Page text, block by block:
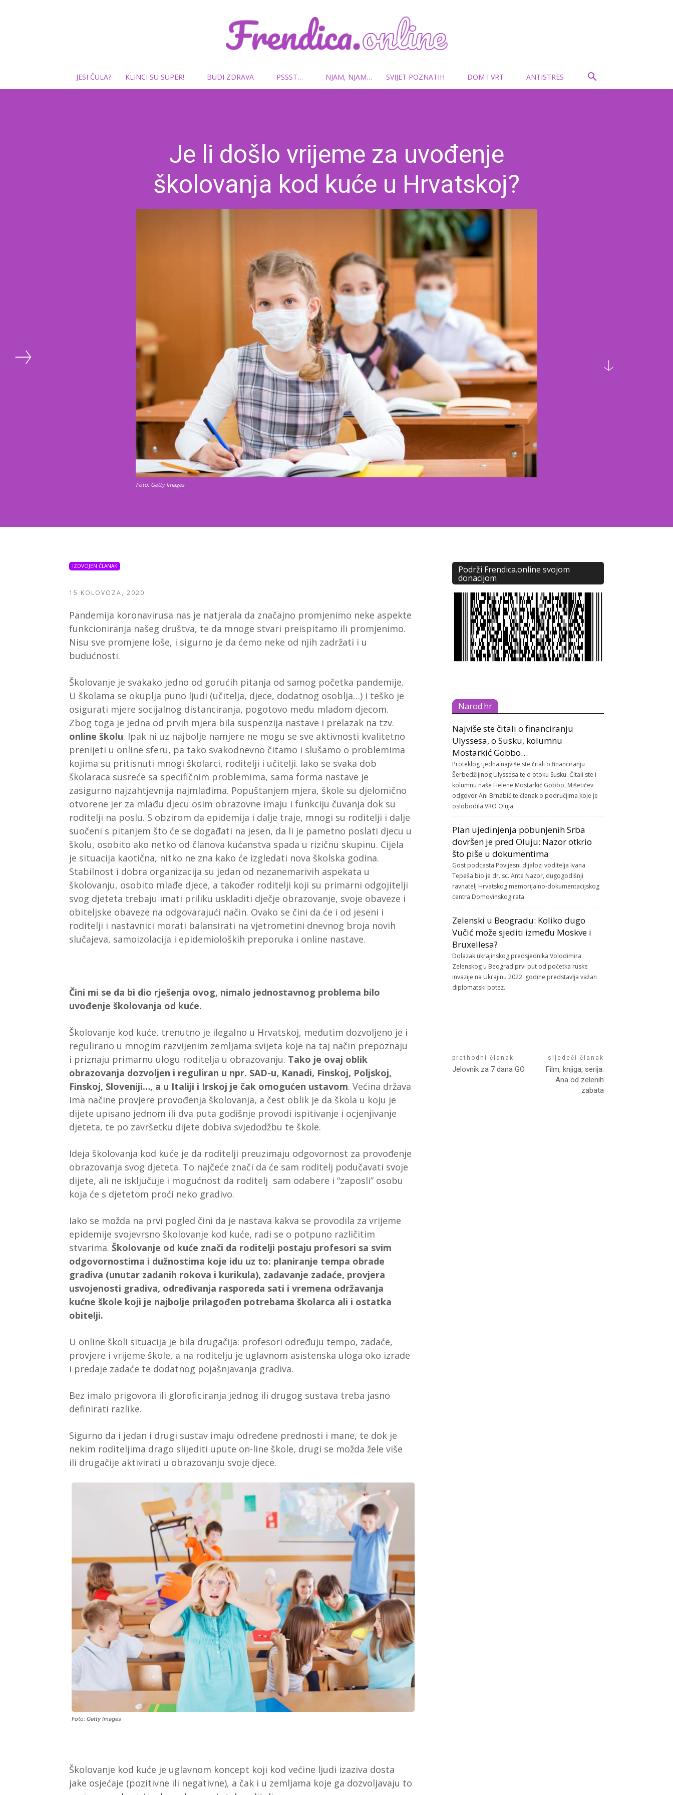
Frendica.online
JESI ČULA? KLINCI SU SUPER! BUDI ZDRAVA PSSST… NJAM, NJAM… SVIJET POZNATIH DOM I VRT ANTISTRES
Je li došlo vrijeme za uvođenje
školovanja kod kuće u Hrvatskoj?
Foto: Getty Images
IZDVOJEN ČLANAK
15 KOLOVOZA, 2020
Pandemija koronavirusa nas je natjerala da značajno promjenimo neke aspekte
funkcioniranja našeg društva, te da mnoge stvari preispitamo ili promjenimo.
Nisu sve promjene loše, i sigurno je da ćemo neke od njih zadržati i u
budućnosti.
Školovanje je svakako jedno od gorućih pitanja od samog početka pandemije.
U školama se okuplja puno ljudi (učitelja, djece, dodatnog osoblja…) i teško je
osigurati mjere socijalnog distanciranja, pogotovo među mlađom djecom.
Zbog toga je jedna od prvih mjera bila suspenzija nastave i prelazak na tzv.
online školu. Ipak ni uz najbolje namjere ne mogu se sve aktivnosti kvalitetno
prenijeti u online sferu, pa tako svakodnevno čitamo i slušamo o problemima
kojima su pritisnuti mnogi školarci, roditelji i učitelji. Iako se svaka dob
školaraca susreće sa specifičnim problemima, sama forma nastave je
zasigurno najzahtjevnija najmlađima. Popuštanjem mjera, škole su djelomično
otvorene jer za mlađu djecu osim obrazovne imaju i funkciju čuvanja dok su
roditelji na poslu. S obzirom da epidemija i dalje traje, mnogi su roditelji i dalje
suočeni s pitanjem što će se događati na jesen, da li je pametno poslati djecu u
školu, osobito ako netko od članova kućanstva spada u rizičnu skupinu. Cijela
je situacija kaotična, nitko ne zna kako će izgledati nova školska godina.
Stabilnost i dobra organizacija su jedan od nezanemarivih aspekata u
školovanju, osobito mlađe djece, a također roditelji koji su primarni odgojitelji
svog djeteta trebaju imati priliku uskladiti dječje obrazovanje, svoje obaveze i
obiteljske obaveze na odgovarajući način. Ovako se čini da će i od jeseni i
roditelji i nastavnici morati balansirati na vjetrometini dnevnog broja novih
slučajeva, samoizolacija i epidemioloških preporuka i online nastave.
Čini mi se da bi dio rješenja ovog, nimalo jednostavnog problema bilo
uvođenje školovanja od kuće.
Školovanje kod kuće, trenutno je ilegalno u Hrvatskoj, međutim dozvoljeno je i
regulirano u mnogim razvijenim zemljama svijeta koje na taj način prepoznaju
i priznaju primarnu ulogu roditelja u obrazovanju. Tako je ovaj oblik
obrazovanja dozvoljen i reguliran u npr. SAD-u, Kanadi, Finskoj, Poljskoj,
Finskoj, Sloveniji…, a u Italiji i Irskoj je čak omogućen ustavom. Većina država
ima načine provjere provođenja školovanja, a čest oblik je da škola u koju je
dijete upisano jednom ili dva puta godišnje provodi ispitivanje i ocjenjivanje
djeteta, te po završetku dijete dobiva svjedodžbu te škole.
Ideja školovanja kod kuće je da roditelji preuzimaju odgovornost za provođenje
obrazovanja svog djeteta. To najčeće znači da će sam roditelj podučavati svoje
dijete, ali ne isključuje i mogućnost da roditelj sam odabere i “zaposli” osobu
koja će s djetetom proći neko gradivo.
Iako se možda na prvi pogled čini da je nastava kakva se provodila za vrijeme
epidemije svojevrsno školovanje kod kuće, radi se o potpuno različitim
stvarima. Školovanje od kuće znači da roditelji postaju profesori sa svim
odgovornostima i dužnostima koje idu uz to: planiranje tempa obrade
gradiva (unutar zadanih rokova i kurikula), zadavanje zadaće, provjera
usvojenosti gradiva, određivanja rasporeda sati i vremena održavanja
kućne škole koji je najbolje prilagođen potrebama školarca ali i ostatka
obitelji.
U online školi situacija je bila drugačija: profesori određuju tempo, zadaće,
provjere i vrijeme škole, a na roditelju je uglavnom asistenska uloga oko izrade
i predaje zadaće te dodatnog pojašnjavanja gradiva.
Bez imalo prigovora ili gloroficiranja jednog ili drugog sustava treba jasno
definirati razlike.
Sigurno da i jedan i drugi sustav imaju određene prednosti i mane, te dok je
nekim roditeljima drago slijediti upute on-line škole, drugi se možda žele više
ili drugačije aktivirati u obrazovanju svoje djece.
Foto: Getty Images
Školovanje kod kuće je uglavnom koncept koji kod većine ljudi izaziva dosta
jake osjećaje (pozitivne ili negativne), a čak i u zemljama koje ga dozvoljavaju to
Podrži Frendica.online svojom
donacijom
Narod.hr
Najviše ste čitali o financiranju
Ulyssesa, o Susku, kolumnu
Mostarkić Gobbo…
Proteklog tjedna najviše ste čitali o financiranju
Šerbedžijinog Ulyssesa te o otoku Susku. Čitali ste i
kolumnu naše Helene Mostarkić Gobbo, Mišetićev
odgovor Ani Brnabić te članak o područjima koje je
oslobodila VRO Oluja.
Plan ujedinjenja pobunjenih Srba
dovršen je pred Oluju: Nazor otkrio
što piše u dokumentima
Gost podcasta Povijesni dijalozi voditelja Ivana
Tepeša bio je dr. sc. Ante Nazor, dugogodišnji
ravnatelj Hrvatskog memorijalno-dokumentacijskog
centra Domovinskog rata.
Zelenski u Beogradu: Koliko dugo
Vučić može sjediti između Moskve i
Bruxellesa?
Dolazak ukrajinskog predsjednika Volodimira
Zelenskog u Beograd prvi put od početka ruske
invazije na Ukrajinu 2022. godine predstavlja važan
diplomatski potez.
prethodni članak
Jelovnik za 7 dana GO
sljedeći članak
Film, knjiga, serija:
Ana od zelenih
zabata